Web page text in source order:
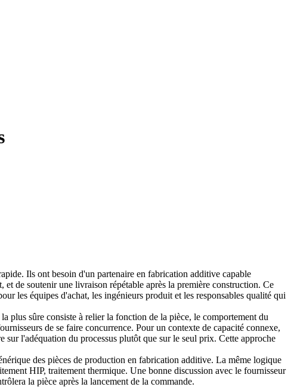
Ils ont besoin d'un partenaire en fabrication additive capable
de soutenir une livraison répétable après la première construction. Ce
les équipes d'achat, les ingénieurs produit et les responsables qualité qui
plus sûre consiste à relier la fonction de la pièce, le comportement du
de se faire concurrence. Pour un contexte de capacité connexe,
sur l'adéquation du processus plutôt que sur le seul prix. Cette approche
des pièces de production en fabrication additive. La même logique
HIP, traitement thermique. Une bonne discussion avec le fournisseur
la pièce après la lancement de la commande.